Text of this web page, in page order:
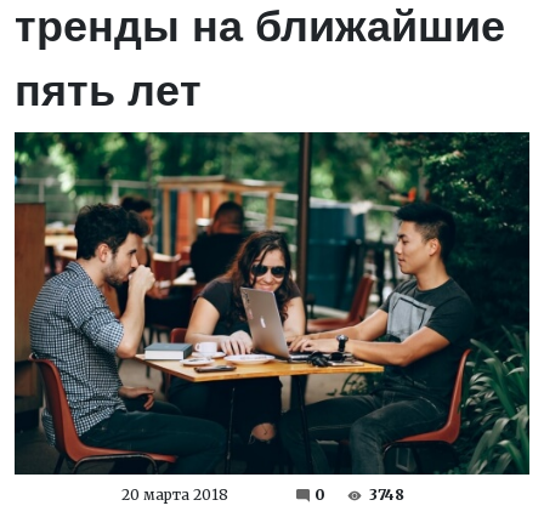
тренды на ближайшие
пять лет
20 марта 2018 0 3748